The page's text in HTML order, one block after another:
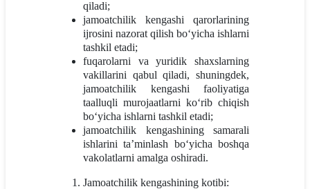
qiladi;
jamoatchilik kengashi qarorlarining
ijrosini nazorat qilish bo‘yicha ishlarni
tashkil etadi;
fuqarolarni va yuridik shaxslarning
vakillarini qabul qiladi, shuningdek,
jamoatchilik kengashi faoliyatiga
taalluqli murojaatlarni ko‘rib chiqish
bo‘yicha ishlarni tashkil etadi;
jamoatchilik kengashining samarali
ishlarini ta’minlash bo‘yicha boshqa
vakolatlarni amalga oshiradi.
Jamoatchilik kengashining kotibi: